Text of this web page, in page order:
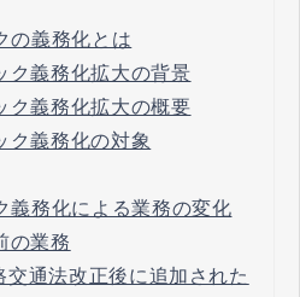
の義務化とは
ク義務化拡大の背景
ク義務化拡大の概要
ク義務化の対象
義務化による業務の変化
の業務
交通法改正後に追加された